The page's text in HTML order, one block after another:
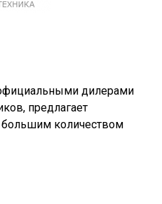
дилерами
предлагает
количеством